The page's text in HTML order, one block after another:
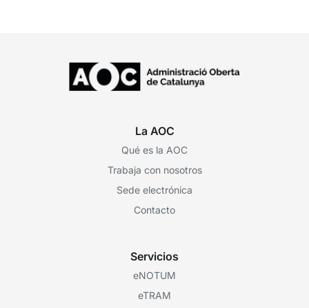
La AOC
Qué es la AOC
Trabaja con nosotros
Sede electrónica
Contacto
Servicios
eNOTUM
eTRAM